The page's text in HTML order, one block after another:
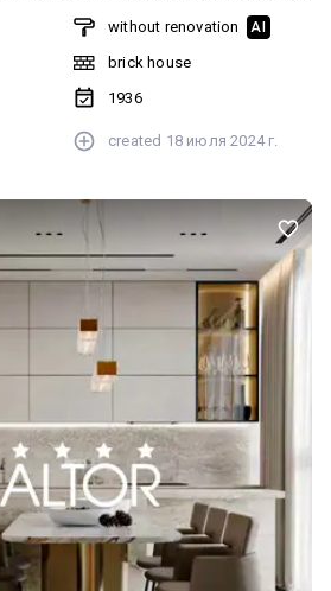
Вільна. Інфраструктура добре
метро.
without renovation AI
brick house
1936
created 18 июля 2024 г.